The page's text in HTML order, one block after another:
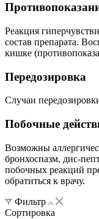
Реакция
состав препарата.
кишке
Передозировка
Случаи
Побочные
Возможны
бронхоспазм, дис-
побочных реакций
обратиться к врачу.
Фильтр
Сортировка